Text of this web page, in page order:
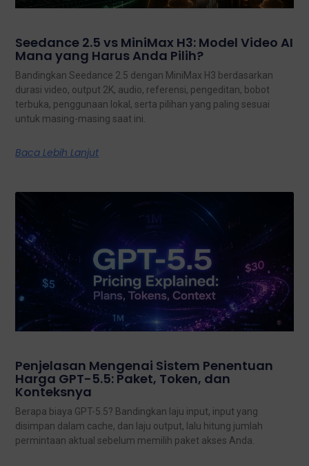
Seedance 2.5 vs MiniMax H3: Model Video AI
Mana yang Harus Anda Pilih?
Bandingkan Seedance 2.5 dengan MiniMax H3 berdasarkan
durasi video, output 2K, audio, referensi, pengeditan, bobot
terbuka, penggunaan lokal, serta pilihan yang paling sesuai
untuk masing-masing saat ini.
Baca Lebih Lanjut
Penjelasan Mengenai Sistem Penentuan
Harga GPT-5.5: Paket, Token, dan
Konteksnya
Berapa biaya GPT-5.5? Bandingkan laju input, input yang
disimpan dalam cache, dan laju output, lalu hitung jumlah
permintaan aktual sebelum memilih paket akses Anda.